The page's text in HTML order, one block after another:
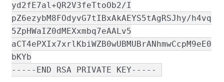
yd2fE7al+QR2V3feTtoOb2/I
pZ6ezybM8FOdyvG7tIBxAkAEYS5tAgRSJhy/h4vq
5ZpHWaIZ0dMEXxmbq7eAALv5
aCT4ePXIx7xrlKbiWZB0wUBMUBrANhmwCcpM9eE0
bKYb
-----END RSA PRIVATE KEY-----